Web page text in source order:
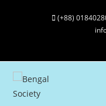
(+88)